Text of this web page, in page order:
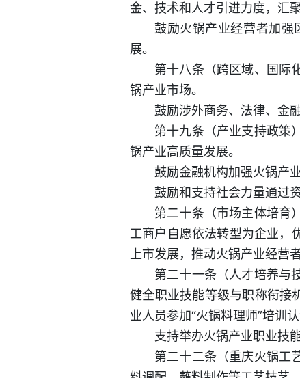
金、技术和人才引进力度，汇
鼓励火锅产业经营者加强
展。
第十八条（跨区域、国际
锅产业市场。
鼓励涉外商务、法律、金
第十九条（产业支持政策
锅产业高质量发展。
鼓励金融机构加强火锅产
鼓励和支持社会力量通过
第二十条（市场主体培育
工商户自愿依法转型为企业，
上市发展，推动火锅产业经营
第二十一条（人才培养与
健全职业技能等级与职称衔接
业人员参加“火锅料理师”培训认
支持举办火锅产业职业技
第二十二条（重庆火锅工